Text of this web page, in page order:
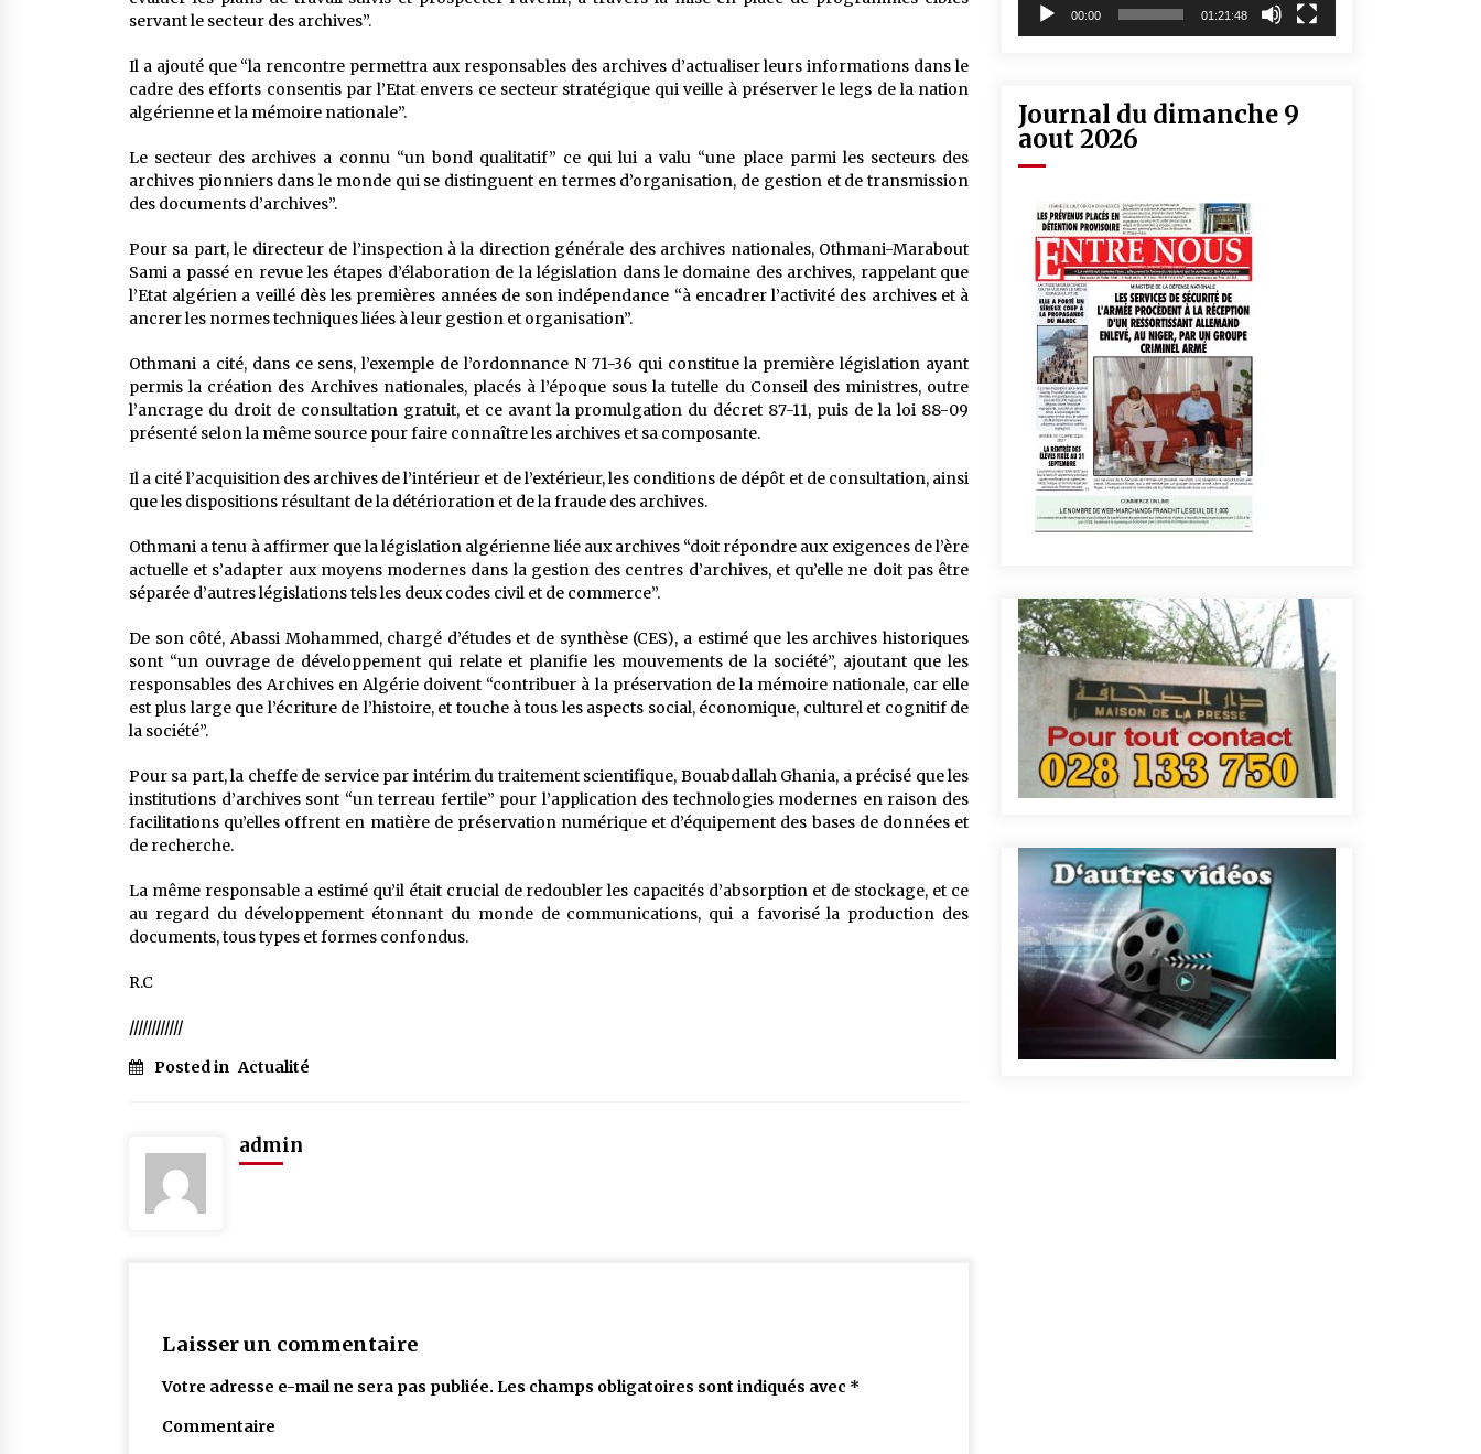
servant le secteur des archives”.
Il a ajouté que “la rencontre permettra aux responsables des archives d’actualiser leurs informations dans le
cadre des efforts consentis par l’Etat envers ce secteur stratégique qui veille à préserver le legs de la nation
algérienne et la mémoire nationale”.
Le secteur des archives a connu “un bond qualitatif” ce qui lui a valu “une place parmi les secteurs des
archives pionniers dans le monde qui se distinguent en termes d’organisation, de gestion et de transmission
des documents d’archives”.
Pour sa part, le directeur de l’inspection à la direction générale des archives nationales, Othmani-Marabout
Sami a passé en revue les étapes d’élaboration de la législation dans le domaine des archives, rappelant que
l’Etat algérien a veillé dès les premières années de son indépendance “à encadrer l’activité des archives et à
ancrer les normes techniques liées à leur gestion et organisation”.
Othmani a cité, dans ce sens, l’exemple de l’ordonnance N 71-36 qui constitue la première législation ayant
permis la création des Archives nationales, placés à l’époque sous la tutelle du Conseil des ministres, outre
l’ancrage du droit de consultation gratuit, et ce avant la promulgation du décret 87-11, puis de la loi 88-09
présenté selon la même source pour faire connaître les archives et sa composante.
Il a cité l’acquisition des archives de l’intérieur et de l’extérieur, les conditions de dépôt et de consultation, ainsi
que les dispositions résultant de la détérioration et de la fraude des archives.
Othmani a tenu à affirmer que la législation algérienne liée aux archives “doit répondre aux exigences de l’ère
actuelle et s’adapter aux moyens modernes dans la gestion des centres d’archives, et qu’elle ne doit pas être
séparée d’autres législations tels les deux codes civil et de commerce”.
De son côté, Abassi Mohammed, chargé d’études et de synthèse (CES), a estimé que les archives historiques
sont “un ouvrage de développement qui relate et planifie les mouvements de la société”, ajoutant que les
responsables des Archives en Algérie doivent “contribuer à la préservation de la mémoire nationale, car elle
est plus large que l’écriture de l’histoire, et touche à tous les aspects social, économique, culturel et cognitif de
la société”.
Pour sa part, la cheffe de service par intérim du traitement scientifique, Bouabdallah Ghania, a précisé que les
institutions d’archives sont “un terreau fertile” pour l’application des technologies modernes en raison des
facilitations qu’elles offrent en matière de préservation numérique et d’équipement des bases de données et
de recherche.
La même responsable a estimé qu’il était crucial de redoubler les capacités d’absorption et de stockage, et ce
au regard du développement étonnant du monde de communications, qui a favorisé la production des
documents, tous types et formes confondus.
R.C
////////////
Posted in Actualité
admin
Laisser un commentaire
Votre adresse e-mail ne sera pas publiée. Les champs obligatoires sont indiqués avec *
Commentaire
00:00 01:21:48
Journal du dimanche 9
aout 2026